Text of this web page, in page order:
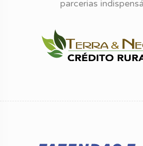
(TAWS-B)
• Electronic Approach Charts
parcerias